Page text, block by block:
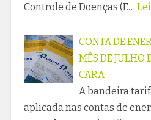
Controle de Doenças (E…
CONTA DE
MÊS DE JULHO
CARA
A bandeira
aplicada nas contas de